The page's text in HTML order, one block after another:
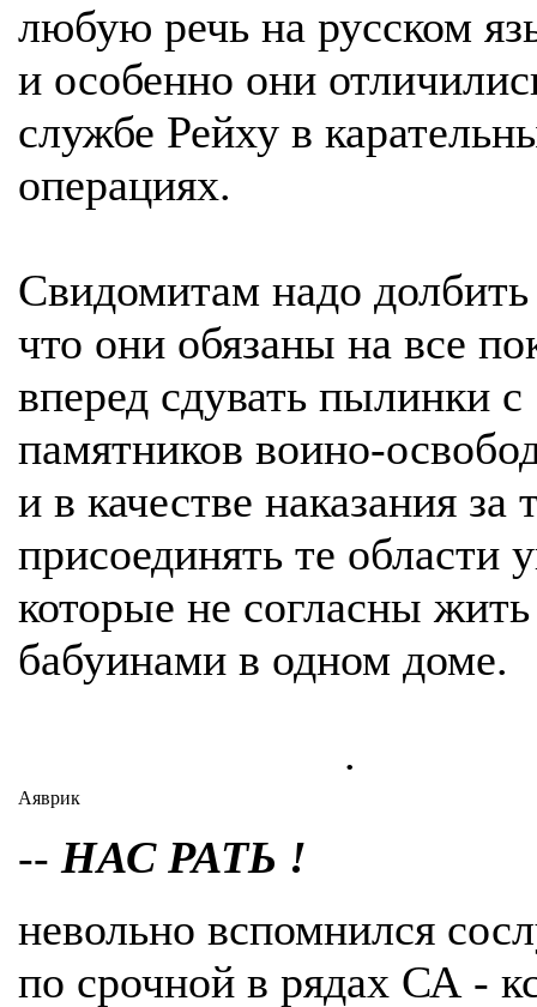
любую речь на русском
и особенно они
службе Рейху в
операциях.
Свидомитам надо долбить
что они обязаны на все
вперед сдувать пылинки с
памятников воино-
и в качестве наказания за
присоединять те области
которые не согласны
бабуинами в одном доме.
.
Аяврик
-- НАС РАТЬ !
невольно вспомнился
по срочной в рядах СА -